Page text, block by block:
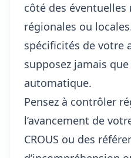
côté des
régionales ou
spécificités de votre
supposez jamais
automatique.
Pensez à contrôler
l’avancement de
CROUS ou des